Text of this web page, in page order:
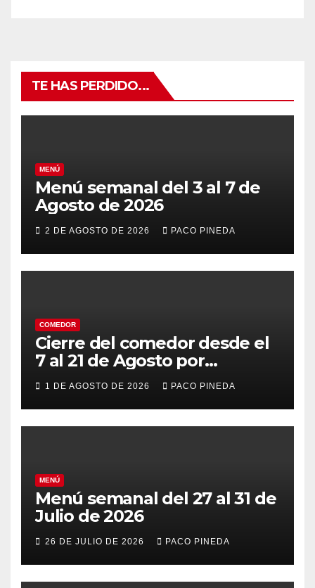
TE HAS PERDIDO...
MENÚ
Menú semanal del 3 al 7 de
Agosto de 2026
2 DE AGOSTO DE 2026 PACO PINEDA
COMEDOR
Cierre del comedor desde el
7 al 21 de Agosto por
vacaciones
1 DE AGOSTO DE 2026 PACO PINEDA
MENÚ
Menú semanal del 27 al 31 de
Julio de 2026
26 DE JULIO DE 2026 PACO PINEDA